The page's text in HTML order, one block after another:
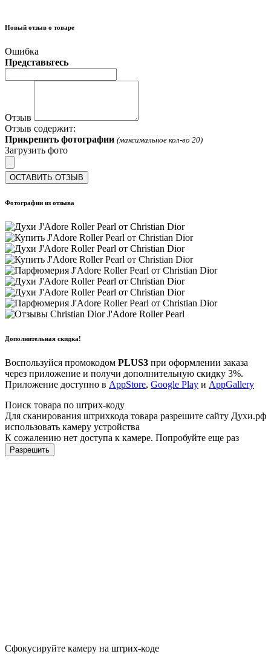
Новый отзыв о товаре
Ошибка
Представьтесь
Отзыв
Отзыв содержит:
Прикрепить фотографии (максимальное кол-во 20)
Загрузить фото
ОСТАВИТЬ ОТЗЫВ
Фотографии из отзыва
Дополнительная скидка!
Воспользуйся промокодом PLUS3 при оформлении заказа
через приложение и получи дополнительную скидку 3%.
Приложение доступно в AppStore, Google Play и AppGallery
Поиск товара по штрих-коду
Для сканирования штрихкода товара разрешите сайту Духи.рф
использовать камеру устройства
К сожалению нет доступа к камере. Попробуйте еще раз
Разрешить
Сфокусируйте камеру на штрих-коде